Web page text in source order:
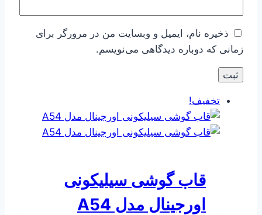
ذخیره نام، ایمیل و وبسایت من در مرورگر برای
زمانی که دوباره دیدگاهی می‌نویسم.
تخفیف!
قاب گوشی سیلیکونی
اورجینال مدل A54